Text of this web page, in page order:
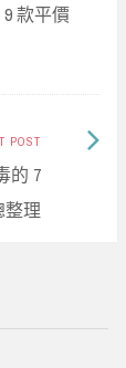
款平價
POST
的 7
整理
Next